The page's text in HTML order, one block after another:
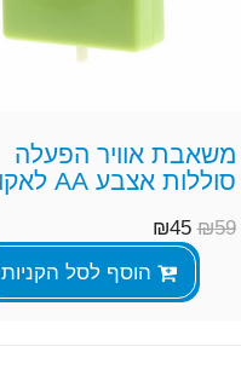
משאבת אוויר הפעלה
סוללות אצבע AA לאקווריום
₪59
₪45
הוסף לסל הקניות